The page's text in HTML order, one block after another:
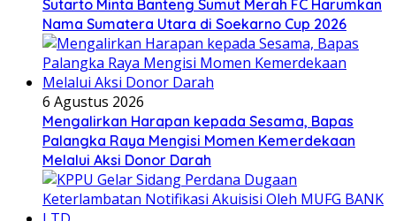
Sutarto Minta Banteng Sumut Merah FC Harumkan
Nama Sumatera Utara di Soekarno Cup 2026
6 Agustus 2026
Mengalirkan Harapan kepada Sesama, Bapas
Palangka Raya Mengisi Momen Kemerdekaan
Melalui Aksi Donor Darah